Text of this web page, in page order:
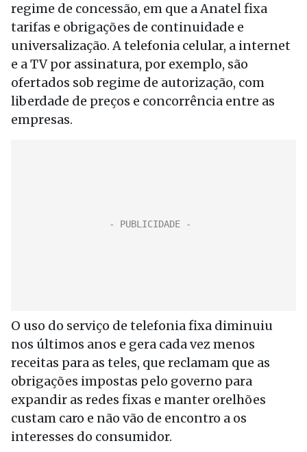
regime de concessão, em que a Anatel fixa
tarifas e obrigações de continuidade e
universalização. A telefonia celular, a internet
e a TV por assinatura, por exemplo, são
ofertados sob regime de autorização, com
liberdade de preços e concorrência entre as
empresas.
O uso do serviço de telefonia fixa diminuiu
nos últimos anos e gera cada vez menos
receitas para as teles, que reclamam que as
obrigações impostas pelo governo para
expandir as redes fixas e manter orelhões
custam caro e não vão de encontro a os
interesses do consumidor.